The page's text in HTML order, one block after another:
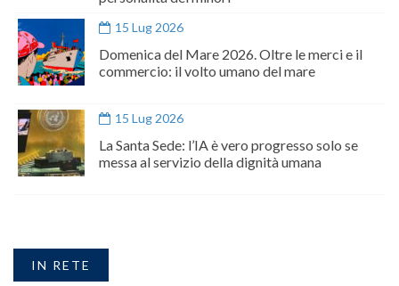
15 Lug 2026
Domenica del Mare 2026. Oltre le merci e il
commercio: il volto umano del mare
15 Lug 2026
La Santa Sede: l’IA è vero progresso solo se
messa al servizio della dignità umana
IN RETE